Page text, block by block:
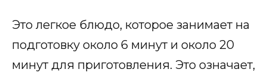
Это легкое блюдо, которое занимает на
подготовку около 6 минут и около 20
минут для приготовления. Это означает,